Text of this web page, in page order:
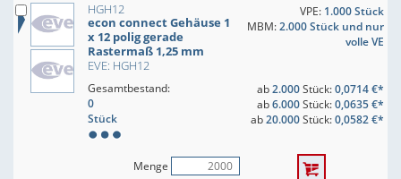
HGH12
econ connect Gehäuse 1
x 12 polig gerade
Rastermaß 1,25 mm
EVE: HGH12
VPE: 1.000 Stück
MBM:2.000 Stück und nur
volle VE
Gesamtbestand:
0
Stück
ab2.000Stück:0,0714 €*
ab6.000Stück:0,0635 €*
ab20.000Stück:0,0582 €*
Menge